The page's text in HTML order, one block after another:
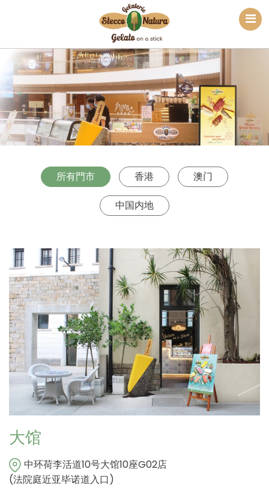
所有門市 香港 澳门
中国内地
大馆
中环荷李活道10号大馆10座G02店
(法院庭近亚毕诺道入口)